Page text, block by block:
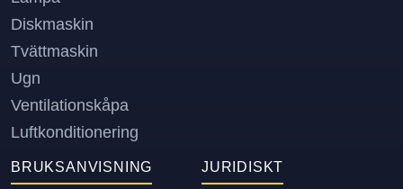
Diskmaskin
Tvättmaskin
Ugn
Ventilationskåpa
Luftkonditionering
BRUKSANVISNING JURIDISKT